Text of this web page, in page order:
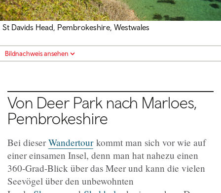
St Davids Head, Pembrokeshire, Westwales
Bildnachweis ansehen
Von Deer Park nach Marloes,
Pembrokeshire
Bei dieserWandertourkommt man sich vor wie auf
einer einsamen Insel, denn man hat nahezu einen
360-Grad-Blick über das Meer und kann die vielen
Seevögel über den unbewohnten